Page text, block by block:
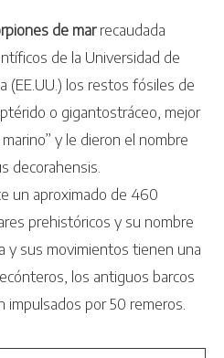
de marrecaudada
de la Universidad de
(EE.UU.) los restos fósiles de
o gigantostráceo, mejor
y le dieron el nombre
decorahensis.
un aproximado de 460
prehistóricos y su nombre
y sus movimientos tienen una
los antiguos barcos
impulsados por 50 remeros.